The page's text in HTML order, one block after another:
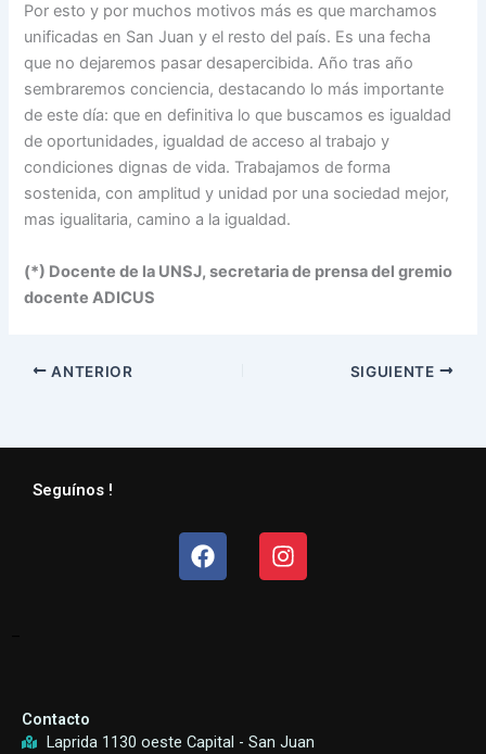
Por esto y por muchos motivos más es que marchamos
unificadas en San Juan y el resto del país. Es una fecha
que no dejaremos pasar desapercibida. Año tras año
sembraremos conciencia, destacando lo más importante
de este día: que en definitiva lo que buscamos es igualdad
de oportunidades, igualdad de acceso al trabajo y
condiciones dignas de vida. Trabajamos de forma
sostenida, con amplitud y unidad por una sociedad mejor,
mas igualitaria, camino a la igualdad.
(*) Docente de la UNSJ, secretaria de prensa del gremio
docente ADICUS
ANTERIOR SIGUIENTE
Seguínos !
Contacto
Laprida 1130 oeste Capital - San Juan